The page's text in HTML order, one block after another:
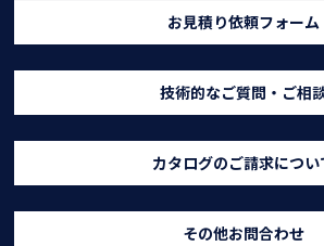
お見積り依頼フォーム
技術的なご質問・ご相
カタログのご請求につい
その他お問合わせ